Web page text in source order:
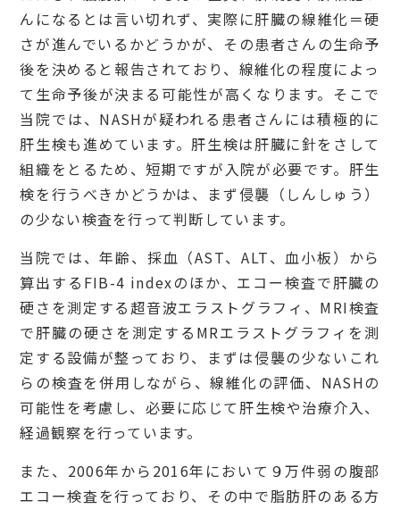
んになるとは言い切れず、実際に肝臓の線維化＝硬
さが進んでいるかどうかが、その患者さんの生命予
後を決めると報告されており、線維化の程度によっ
て生命予後が決まる可能性が高くなります。そこで
当院では、NASHが疑われる患者さんには積極的に
肝生検も進めています。肝生検は肝臓に針をさして
組織をとるため、短期ですが入院が必要です。肝生
検を行うべきかどうかは、まず侵襲（しんしゅう）
の少ない検査を行って判断しています。
当院では、年齢、採血（AST、ALT、血小板）から
算出するFIB-4 indexのほか、エコー検査で肝臓の
硬さを測定する超音波エラストグラフィ、MRI検査
で肝臓の硬さを測定するMRエラストグラフィを測
定する設備が整っており、まずは侵襲の少ないこれ
らの検査を併用しながら、線維化の評価、NASHの
可能性を考慮し、必要に応じて肝生検や治療介入、
経過観察を行っています。
また、2006年から2016年において９万件弱の腹部
エコー検査を行っており、その中で脂肪肝のある方